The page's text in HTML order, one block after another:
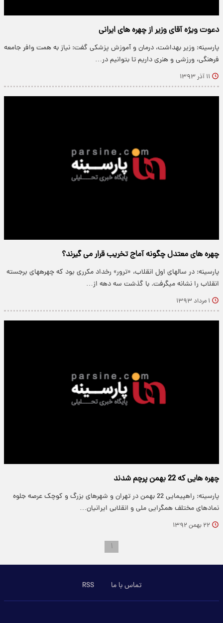
دعوت ویژه آقای وزیر از چهره های ایرانی
پارسینه: وزیر بهداشت، درمان و آموزش پزشکی گفت: نیاز به همت وافر جامعه
فرهنگی، ورزشی و هنری داریم تا بتوانیم در…
۱۱ آذر ۱۳۹۳
چهره های معتدل چگونه آماج تخریب قرار می گیرند؟
پارسینه: در سالهای اول انقلاب، «ترور» رخداد مکرری بود که چهرههای برجسته
انقلاب را نشانه میگرفت. با گذشت سه دهه از…
۱ مرداد ۱۳۹۳
چهره هایی که 22 بهمن پرچم شدند
پارسینه: راهپیمایی 22 بهمن در تهران و شهرهای بزرگ و کوچک عرصه جلوه
نمادهای مختلف همگرایی ملی و انقلابی ایرانیان…
۲۲ بهمن ۱۳۹۲
۱
تماس با ما RSS